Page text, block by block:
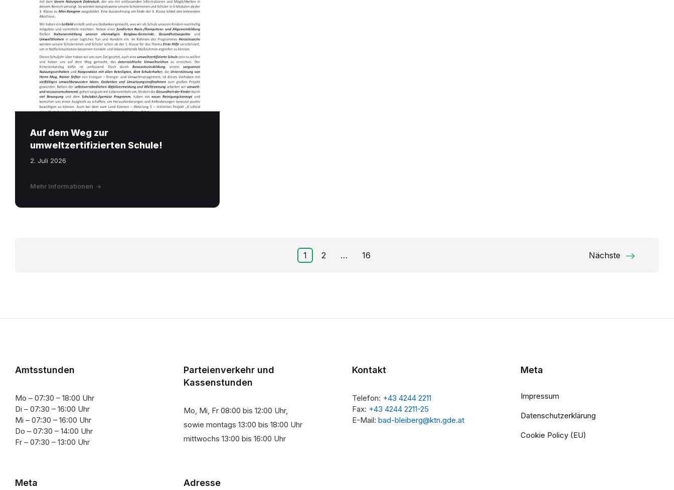
umweltzertifizierten
Schule_GemeindeApp.pdf
Auf dem Weg zur
umweltzertifizierten Schule!
2. Juli 2026
Mehr Informationen
1 2 … 16 Nächste
Amtsstunden
Mo – 07:30 – 18:00 Uhr
Di – 07:30 – 16:00 Uhr
Mi – 07:30 – 16:00 Uhr
Do – 07:30 – 14:00 Uhr
Fr – 07:30 – 13:00 Uhr
Parteienverkehr und
Kassenstunden
Mo, Mi, Fr 08:00 bis 12:00 Uhr,
sowie montags 13:00 bis 18:00 Uhr
mittwochs 13:00 bis 16:00 Uhr
Kontakt
Telefon: +43 4244 2211
Fax: +43 4244 2211-25
E-Mail: bad-bleiberg@ktn.gde.at
Meta
Impressum
Datenschutzerklärung
Cookie Policy (EU)
Meta Adresse